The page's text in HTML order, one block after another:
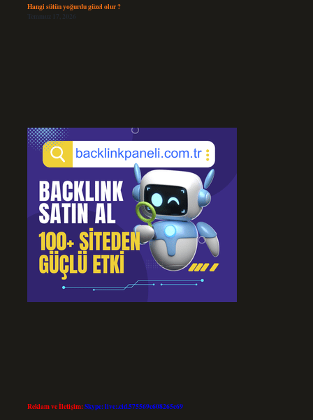
Hangi sütün yoğurdu güzel olur ?
Temmuz 17, 2026
Reklam ve İletişim:Skype: live:.cid.575569c608265c69